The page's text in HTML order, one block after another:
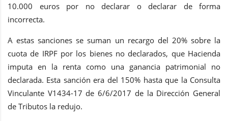
10.000 euros por no declarar o declarar de forma
incorrecta.
A estas sanciones se suman un recargo del 20% sobre la
cuota de IRPF por los bienes no declarados, que Hacienda
imputa en la renta como una ganancia patrimonial no
declarada. Esta sanción era del 150% hasta que la Consulta
Vinculante V1434-17 de 6/6/2017 de la Dirección General
de Tributos la redujo.